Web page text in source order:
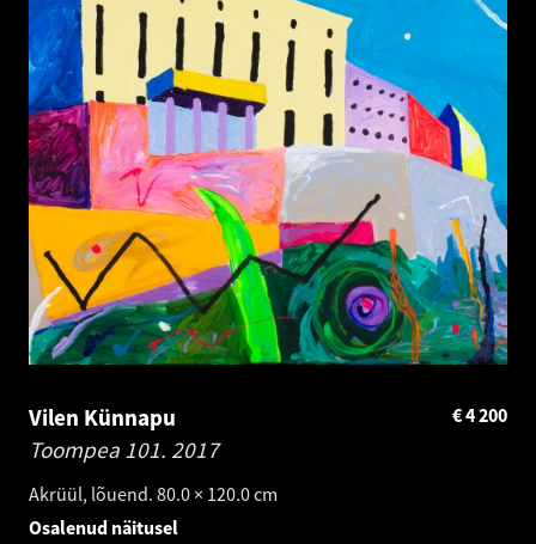
Vilen Künnapu
Toompea 101. 2017
Akrüül, lõuend. 80.0 × 120.0 cm
4 200
€
Osalenud näitusel